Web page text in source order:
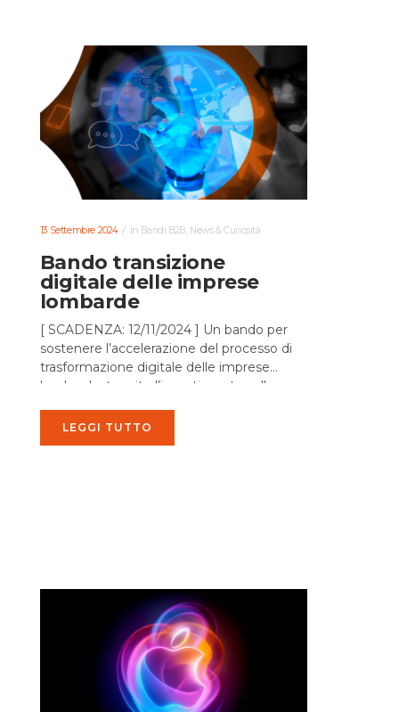
13 Settembre 2024 in Bandi B2B, News & Curiosità
Bando transizione
digitale delle imprese
lombarde
[ SCADENZA: 12/11/2024 ] Un bando per
sostenere l’accelerazione del processo di
trasformazione digitale delle imprese
lombarde, tramite l’investimento sulle
produttività e, quindi, di sviluppo...
LEGGI TUTTO